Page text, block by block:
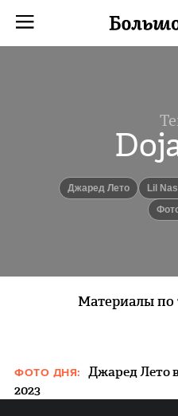
Джаред Лето Lil
Материалы по
ФОТО ДНЯ:
Джаред Лето
2023